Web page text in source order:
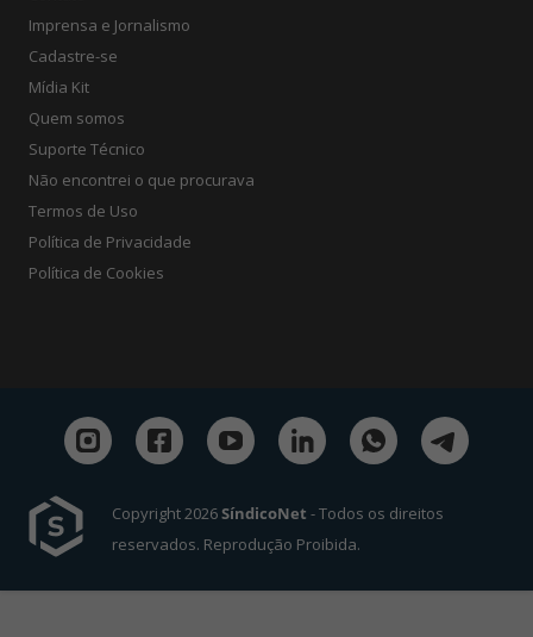
Imprensa e Jornalismo
Cadastre-se
Mídia Kit
Quem somos
Suporte Técnico
Não encontrei o que procurava
Termos de Uso
Política de Privacidade
Política de Cookies
Copyright 2026SíndicoNet - Todos os direitos
reservados. Reprodução Proibida.